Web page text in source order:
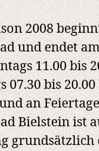
2008
und endet
11.00 bis
07.30 bis 20.00
an
Bielstein ist
grundsätzlich